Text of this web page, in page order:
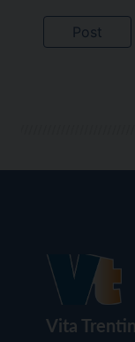
Vita